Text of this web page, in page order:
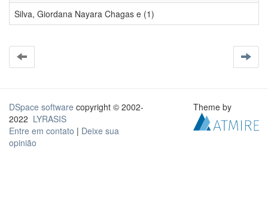
Silva, Giordana Nayara Chagas e (1)
DSpace software copyright © 2002-
2022 LYRASIS
Entre em contato | Deixe sua
opinião
Theme by